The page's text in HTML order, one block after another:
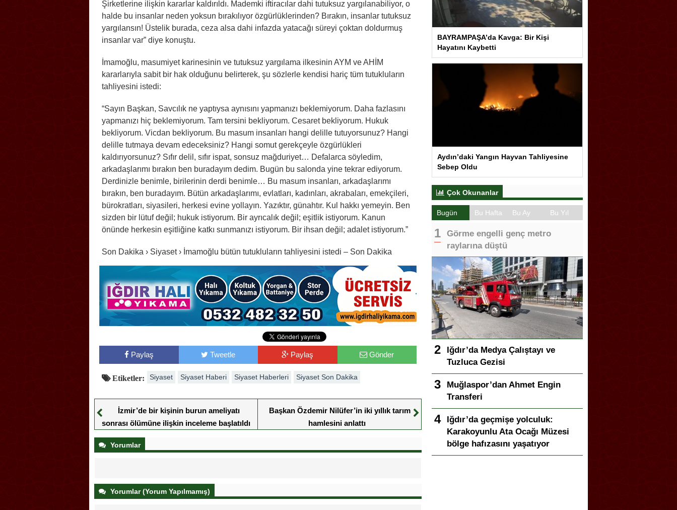
Şirketlerine ilişkin kararlar kaldırıldı. Mademki iftiracılar dahi tutuksuz yargılanabiliyor, o
halde bu insanlar neden yoksun bırakılıyor özgürlüklerinden? Bırakın, insanlar tutuksuz
yargılansın! Üstelik burada, ceza alsa dahi infazda yatacağı süreyi çoktan doldurmuş
insanlar var” diye konuştu.
İmamoğlu, masumiyet karinesinin ve tutuksuz yargılama ilkesinin AYM ve AHİM
kararlarıyla sabit bir hak olduğunu belirterek, şu sözlerle kendisi hariç tüm tutukluların
tahliyesini istedi:
“Sayın Başkan, Savcılık ne yaptıysa aynısını yapmanızı beklemiyorum. Daha fazlasını
yapmanızı hiç beklemiyorum. Tam tersini bekliyorum. Cesaret bekliyorum. Hukuk
bekliyorum. Vicdan bekliyorum. Bu masum insanları hangi delille tutuyorsunuz? Hangi
delille tutmaya devam edeceksiniz? Hangi somut gerekçeyle özgürlükleri
kaldırıyorsunuz? Sıfır delil, sıfır ispat, sonsuz mağduriyet… Defalarca söyledim,
arkadaşlarımı bırakın ben buradayım dedim. Bugün bu salonda yine tekrar ediyorum.
Derdinizle benimle, birilerinin derdi benimle… Bu masum insanları, arkadaşlarımı
bırakın, ben buradayım. Bütün arkadaşlarımı, evlatları, kadınları, akrabaları, emekçileri,
bürokratları, siyasileri, herkesi evine yollayın. Yazıktır, günahtır. Kul hakkı yemeyin. Ben
sizden bir lütuf değil; hukuk istiyorum. Bir ayrıcalık değil; eşitlik istiyorum. Kanun
önünde herkesin eşitliğine katkı sunmanızı istiyorum. Bir ihsan değil; adalet istiyorum.”
Son Dakika › Siyaset › İmamoğlu bütün tutukluların tahliyesini istedi – Son Dakika
Paylaş Tweetle Paylaş Gönder
Etiketler: Siyaset Siyaset Haberi Siyaset Haberleri Siyaset Son Dakika
İzmir’de bir kişinin burun ameliyatı
sonrası ölümüne ilişkin inceleme başlatıldı
Başkan Özdemir Nilüfer’in iki yıllık tarım
hamlesini anlattı
Yorumlar
Yorumlar (Yorum Yapılmamış)
BAYRAMPAŞA’da Kavga: Bir Kişi
Hayatını Kaybetti
Aydın’daki Yangın Hayvan Tahliyesine
Sebep Oldu
Çok Okunanlar
Bugün Bu Hafta Bu Ay Bu Yıl
Görme engelli genç metro
raylarına düştü
Iğdır’da Medya Çalıştayı ve
Tuzluca Gezisi
Muğlaspor’dan Ahmet Engin
Transferi
Iğdır’da geçmişe yolculuk:
Karakoyunlu Ata Ocağı Müzesi
bölge hafızasını yaşatıyor